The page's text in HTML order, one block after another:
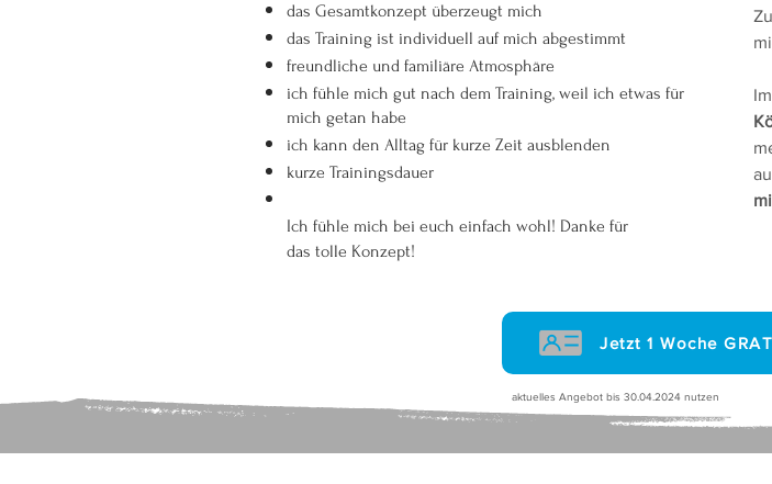
das Gesamtkonzept überzeugt mich
das Training ist individuell auf mich abgestimmt
freundliche und familiäre Atmosphäre
ich fühle mich gut nach dem Training, weil ich etwas für
mich getan habe
ich kann den Alltag für kurze Zeit ausblenden
kurze Trainingsdauer
Ich fühle mich bei euch einfach wohl! Danke für
das tolle Konzept!
Jetzt 1 Woche
aktuelles Angebot bis 30.04.2024 nutzen